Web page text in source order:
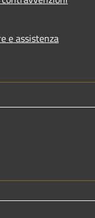
e assistenza